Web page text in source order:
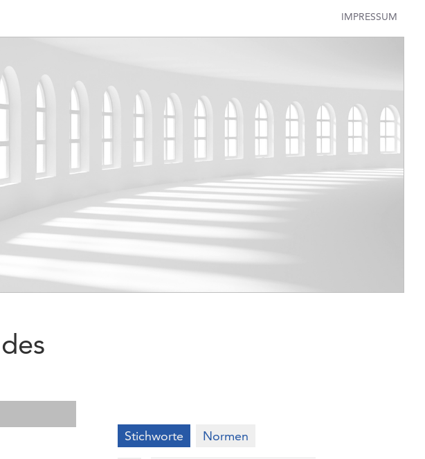
IMPRESSUM
Stichworte Normen